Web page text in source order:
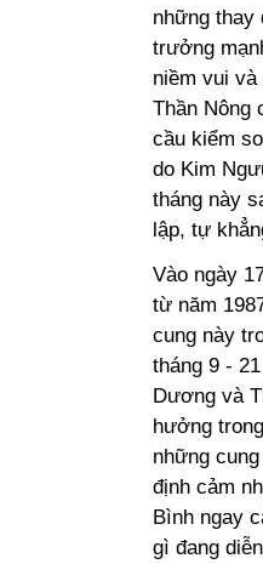
những thay
trưởng
niềm vui và
Thần Nông
cầu kiểm
do Kim
tháng này
lập, tự
Vào ngày
từ năm
cung này
tháng 9 -
Dương và
hưởng
những
định cảm
Bình ngay
gì đang